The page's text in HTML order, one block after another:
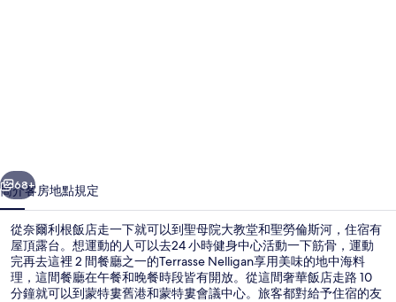
相
片
集
個 下一個
68+
簡介客房地點規定
從奈爾利根飯店走一下就可以到聖母院大教堂和聖勞倫斯河，住宿有
屋頂露台。想運動的人可以去24 小時健身中心活動一下筋骨，運動
完再去這裡 2 間餐廳之一的Terrasse Nelligan享用美味的地中海料
理，這間餐廳在午餐和晚餐時段皆有開放。從這間奢華飯店走路 10
分鐘就可以到蒙特婁舊港和蒙特婁會議中心。旅客都對給予住宿的友